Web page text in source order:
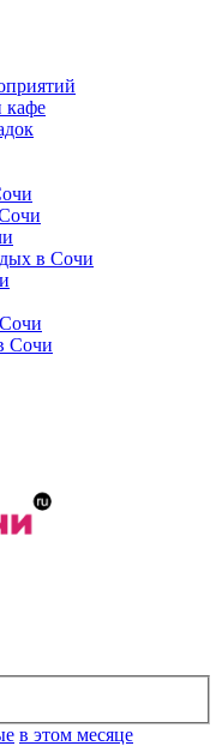
кафе
в Сочи
Сочи
в этом месяце